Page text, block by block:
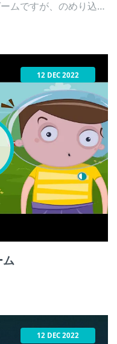
ムですが、のめり込み
12 DEC 2022
ム
12 DEC 2022